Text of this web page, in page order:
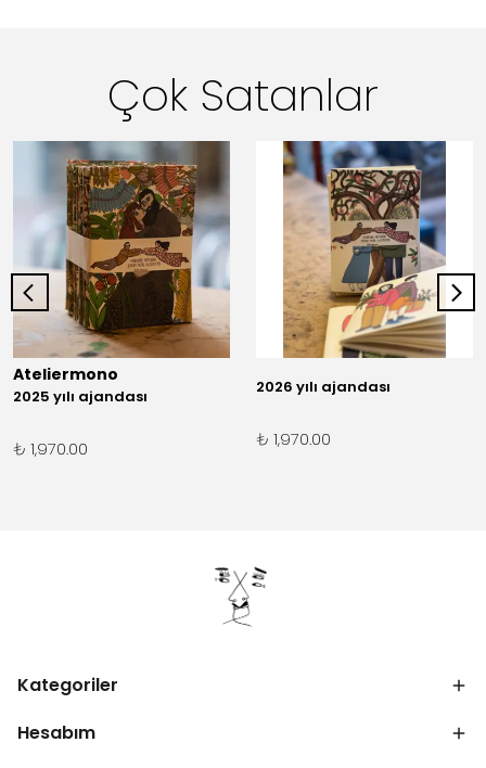
Çok Satanlar
Ateliermono
2025 yılı ajandası
₺ 1,970.00
2026 yılı ajandası
₺ 1,970.00
Kategoriler
Hesabım